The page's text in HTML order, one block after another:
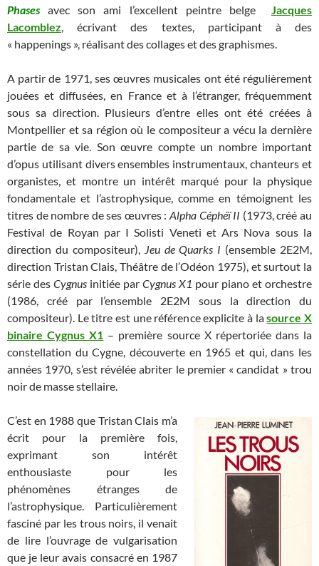
Phases avec son ami l’excellent peintre belge Jacques
Lacomblez, écrivant des textes, participant à des
« happenings », réalisant des collages et des graphismes.
A partir de 1971, ses œuvres musicales ont été régulièrement
jouées et diffusées, en France et à l’étranger, fréquemment
sous sa direction. Plusieurs d’entre elles ont été créées à
Montpellier et sa région où le compositeur a vécu la dernière
partie de sa vie. Son œuvre compte un nombre important
d’opus utilisant divers ensembles instrumentaux, chanteurs et
organistes, et montre un intérêt marqué pour la physique
fondamentale et l’astrophysique, comme en témoignent les
titres de nombre de ses œuvres :Alpha Céphéï II (1973, créé au
Festival de Royan par I Solisti Veneti et Ars Nova sous la
direction du compositeur), Jeu de Quarks I (ensemble 2E2M,
direction Tristan Clais, Théâtre de l’Odéon 1975), et surtout la
série des Cygnus initiée par Cygnus X1 pour piano et orchestre
(1986, créé par l’ensemble 2E2M sous la direction du
compositeur). Le titre est une référence explicite à lasource X
binaire Cygnus X1 – première source X répertoriée dans la
constellation du Cygne, découverte en 1965 et qui, dans les
années 1970, s’est révélée abriter le premier « candidat » trou
noir de masse stellaire.
C’est en 1988 que Tristan Clais m’a
écrit pour la première fois,
exprimant son intérêt
enthousiaste pour les
phénomènes étranges de
l’astrophysique. Particulièrement
fasciné par les trous noirs, il venait
de lire l’ouvrage de vulgarisation
que je leur avais consacré en 1987